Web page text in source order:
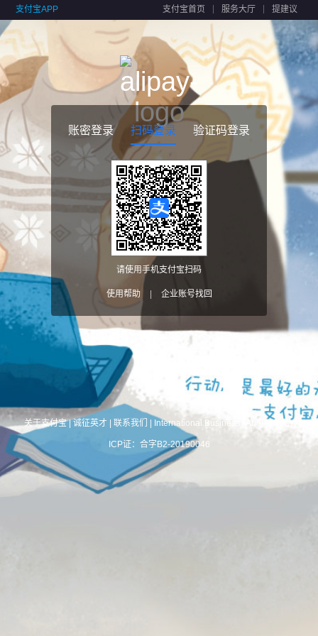
支付宝APP 支付宝首页 服务大厅 提建议
账密登录 扫码登录 验证码登录
请使用手机支付宝扫码
使用帮助 企业账号找回
关于支付宝|诚征英才 联系我们 International Business About Alipay
ICP证：合字B2-20190046